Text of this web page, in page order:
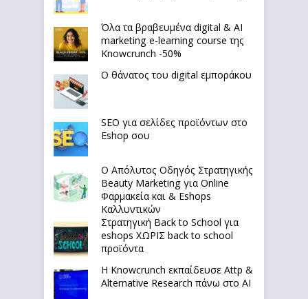
Όλα τα βραβευμένα digital & AI
marketing e-learning course της
Knowcrunch -50%
Ο θάνατος του digital εμποράκου
SEO για σελίδες προϊόντων στο
Eshop σου
Ο Απόλυτoς Οδηγός Στρατηγικής
Beauty Marketing για Online
Φαρμακεία και & Eshops
Καλλυντικών
Στρατηγική Back to School για
eshops ΧΩΡΙΣ back to school
προϊόντα
Η Knowcrunch εκπαίδευσε Attp &
Alternative Research πάνω στο ΑΙ